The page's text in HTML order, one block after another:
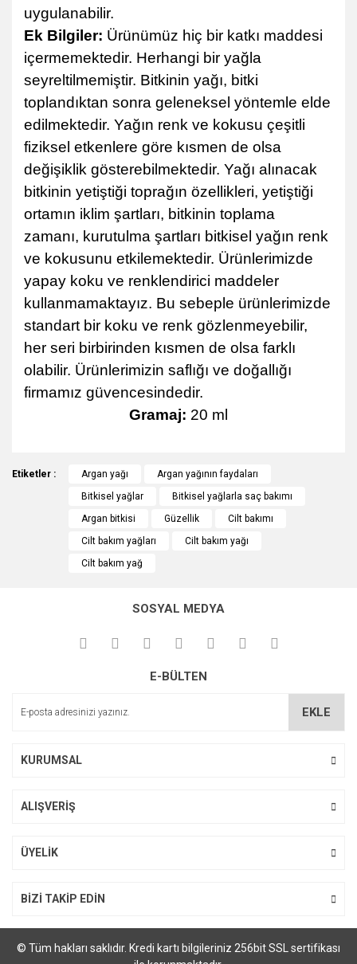
uygulanabilir.
Ek Bilgiler: Ürünümüz hiç bir katkı maddesi
içermemektedir. Herhangi bir yağla
seyreltilmemiştir. Bitkinin yağı, bitki
toplandıktan sonra geleneksel yöntemle elde
edilmektedir. Yağın renk ve kokusu çeşitli
fiziksel etkenlere göre kısmen de olsa
değişiklik gösterebilmektedir. Yağı alınacak
bitkinin yetiştiği toprağın özellikleri, yetiştiği
ortamın iklim şartları, bitkinin toplama
zamanı, kurutulma şartları bitkisel yağın renk
ve kokusunu etkilemektedir. Ürünlerimizde
yapay koku ve renklendirici maddeler
kullanmamaktayız. Bu sebeple ürünlerimizde
standart bir koku ve renk gözlenmeyebilir,
her seri birbirinden kısmen de olsa farklı
olabilir. Ürünlerimizin saflığı ve doğallığı
firmamız güvencesindedir.
Gramaj: 20 ml
Bu ürüne ilk yorumu siz yapın!
konularda yetersiz gördüğünüz noktaları öneri formunu
kullanarak tarafımıza iletebilirsiniz.
Görüş ve önerileriniz için teşekkür ederiz.
Ürün resmi kalitesiz, bozuk veya görüntülenemiyor.
Ürün açıklamasında eksik bilgiler bulunuyor.
Ürün fiyatı diğer sitelerden daha pahalı.
Etiketler : Argan yağı
Argan yağının faydaları
Bitkisel yağlar
Bitkisel yağlarla saç bakımı
Argan bitkisi
Güzellik
Cilt bakımı
Cilt bakım yağları
Cilt bakım yağı
Cilt bakım yağ
SOSYAL MEDYA
E-BÜLTEN
EKLE
KURUMSAL
ALIŞVERİŞ
ÜYELİK
BİZİ TAKİP EDİN
© Tüm hakları saklıdır. Kredi kartı bilgileriniz 256bit SSL sertifikası